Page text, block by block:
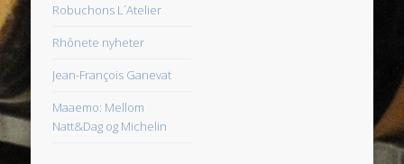
Robuchons L´Atelier
Rhônete nyheter
Jean-François Ganevat
Maaemo: Mellom
Natt&Dag og Michelin